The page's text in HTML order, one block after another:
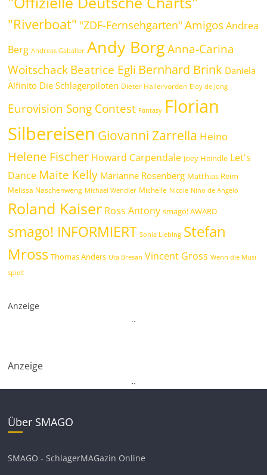
"Riverboat" "ZDF-Fernsehgarten" Amigos Andrea
Berg Andreas Gabalier Andy Borg Anna-Carina
WoitschackBeatrice Egli Bernhard Brink Daniela
Alfinito Die Schlagerpiloten Dieter Hallervorden Eloy de Jong
Eurovision Song Contest Fantasy Florian
Silbereisen Giovanni Zarrella Heino
Helene Fischer Howard Carpendale Joey Heindle Let's
Dance Maite Kelly Marianne Rosenberg Matthias Reim
Melissa Naschenweng Michael Wendler Michelle Nicole Nino de Angelo
Roland Kaiser Ross Antony smago! AWARD
smago! INFORMIERT Sonia Liebing Stefan
Mross Thomas Anders Uta Bresan Vincent Gross Wenn die Musi
spielt
Anzeige
..
Anzeige
..
Über SMAGO
SMAGO - SchlagerMAGazin Online